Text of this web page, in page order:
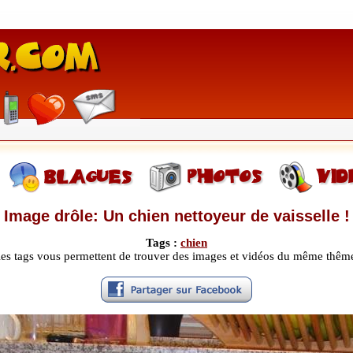
Image drôle: Un chien nettoyeur de vaisselle !
Tags : chien
tags vous permettent de trouver des images et vidéos du même